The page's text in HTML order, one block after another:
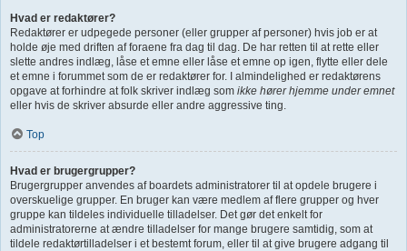
Hvad er redaktører?
Redaktører er udpegede personer (eller grupper af personer) hvis job er at
holde øje med driften af foraene fra dag til dag. De har retten til at rette eller
slette andres indlæg, låse et emne eller låse et emne op igen, flytte eller dele
et emne i forummet som de er redaktører for. I almindelighed er redaktørens
opgave at forhindre at folk skriver indlæg som ikke hører hjemme under emnet
eller hvis de skriver absurde eller andre aggressive ting.
Top
Hvad er brugergrupper?
Brugergrupper anvendes af boardets administratorer til at opdele brugere i
overskuelige grupper. En bruger kan være medlem af flere grupper og hver
gruppe kan tildeles individuelle tilladelser. Det gør det enkelt for
administratorerne at ændre tilladelser for mange brugere samtidig, som at
tildele redaktørtilladelser i et bestemt forum, eller til at give brugere adgang til